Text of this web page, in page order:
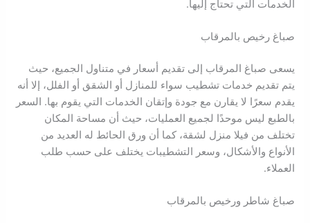
الخدمات التي تحتاج إليها.
صباغ رخيص بالمرقاب
يسعى صباغ المرقاب إلى تقديم أسعار في متناول الجميع، حيث
يتم تقديم خدمات تشطيب سواء للمنازل أو الشقق أو الفلل، إلا أنه
يقدم سعرًا لا يقارن مع جودة وإتقان الخدمات التي يقوم بها. السعر
بالطبع ليس موحدًا لجميع العمليات، حيث أن مساحة المكان
تختلف من فيلا منزل لشقة، كما أن ورق الحائط له العديد من
الأنواع والأشكال، وسعر التشطيبات يختلف على حسب طلب
العملاء.
صباغ شاطر ورخيص بالمرقاب